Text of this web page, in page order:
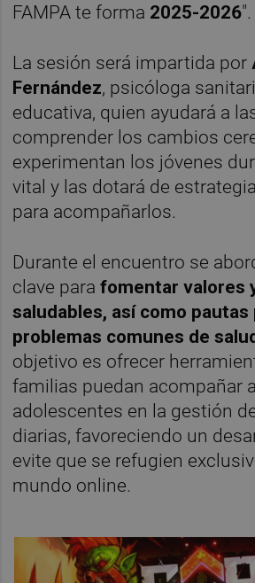
FAMPA te forma 2025-2026".
La sesión será impartida por
Fernández, psicóloga
educativa, quien ayudará a
comprender los cambios
experimentan los jóvenes
vital y las dotará de
para acompañarlos.
Durante el encuentro se
clave parafomentar valores
saludables, así como
problemas comunes de
objetivo es ofrecer
familias puedan acompañar
adolescentes en la gestión
diarias, favoreciendo un
evite que se refugien
mundo online.